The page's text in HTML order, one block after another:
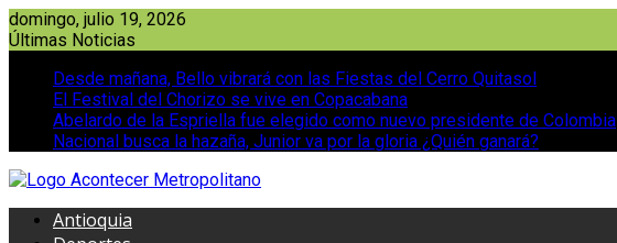
Saltar
al
domingo, julio 19, 2026
Últimas Noticias
Desde mañana, Bello vibrará con las Fiestas del Cerro Quitasol
El Festival del Chorizo se vive en Copacabana
Abelardo de la Espriella fue elegido como nuevo presidente de Colombia
Nacional busca la hazaña, Junior va por la gloria ¿Quién ganará?
Antioquia